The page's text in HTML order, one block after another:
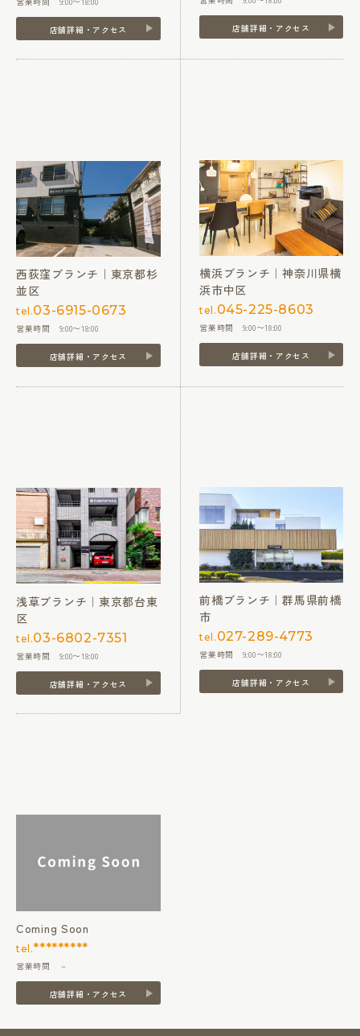
店舗詳細・アクセス 店舗詳細・アクセス
西荻窪ブランチ｜東京都杉
並区
tel.03-6915-0673
営業時間 9:00〜18:00
店舗詳細・アクセス
横浜ブランチ｜神奈川県横
浜市中区
tel. 045-225-8603
営業時間 9:00〜18:00
店舗詳細・アクセス
浅草ブランチ｜東京都台東
区
tel.03-6802-7351
営業時間 9:00〜18:00
店舗詳細・アクセス
前橋ブランチ｜群馬県前橋
市
tel. 027-289-4773
営業時間 9:00〜18:00
店舗詳細・アクセス
Coming Soon
tel.*********
営業時間 －
店舗詳細・アクセス